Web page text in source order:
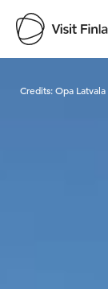
Credits:Opa Latvala